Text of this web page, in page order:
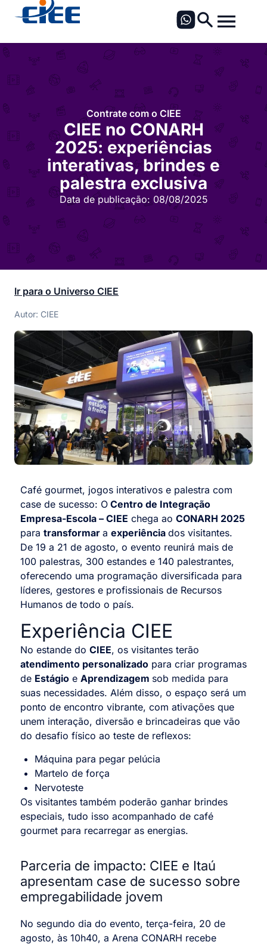
Contrate com o CIEE
CIEE no CONARH
2025: experiências
interativas, brindes e
palestra exclusiva
Data de publicação: 08/08/2025
Ir para o Universo CIEE
Autor: CIEE
Café gourmet, jogos interativos e palestra com
case de sucesso: O Centro de Integração
Empresa-Escola – CIEE chega ao CONARH 2025
para transformar a experiência dos visitantes.
De 19 a 21 de agosto, o evento reunirá mais de
100 palestras, 300 estandes e 140 palestrantes,
oferecendo uma programação diversificada para
líderes, gestores e profissionais de Recursos
Humanos de todo o país.
Experiência CIEE
No estande do CIEE, os visitantes terão
atendimento personalizado para criar programas
de Estágio e Aprendizagem sob medida para
suas necessidades. Além disso, o espaço será um
ponto de encontro vibrante, com ativações que
unem interação, diversão e brincadeiras que vão
do desafio físico ao teste de reflexos:
Máquina para pegar pelúcia
Martelo de força
Nervoteste
Os visitantes também poderão ganhar brindes
especiais, tudo isso acompanhado de café
gourmet para recarregar as energias.
Parceria de impacto: CIEE e Itaú
apresentam case de sucesso sobre
empregabilidade jovem
No segundo dia do evento, terça-feira, 20 de
agosto, às 10h40, a Arena CONARH recebe